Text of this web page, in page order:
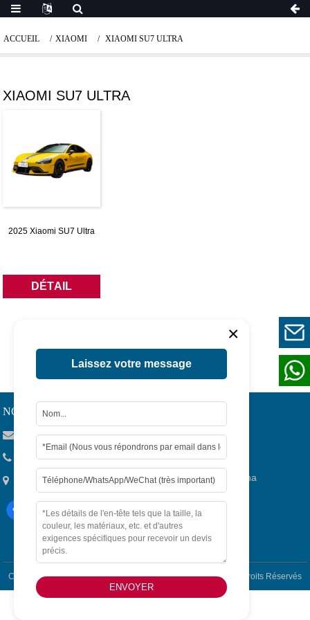
ACCUEIL XIAOMI XIAOMI SU7 ULTRA
XIAOMI SU7 ULTRA
2025 Xiaomi SU7 Ultra
DÉTAIL
×
Laissez votre message
ENVOYER
NOUS CONTACTER
+86 18732106029
No.15 Lingang Road, Bonded Area, Tianjin City, China
Copyright © 2026Tianjin Yigang Automobile Sales Co. -Tous Droits Réservés